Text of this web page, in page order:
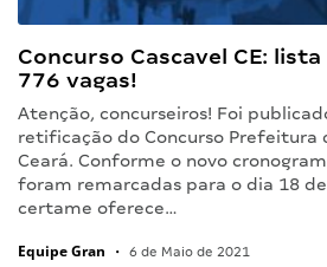
Concurso Cascavel CE:
776 vagas!
Atenção, concurseiros! Foi
retificação do Concurso Prefeitura
Ceará. Conforme o novo
foram remarcadas para o dia 18
certame oferece…
Equipe Gran • 6 de Maio de 2021